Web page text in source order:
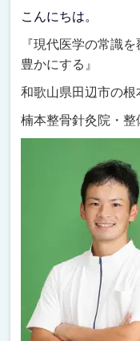
こんにちは。
『現代医学の常識
豊かにする』
和歌山県田辺市の根
楠本整骨針灸院・整